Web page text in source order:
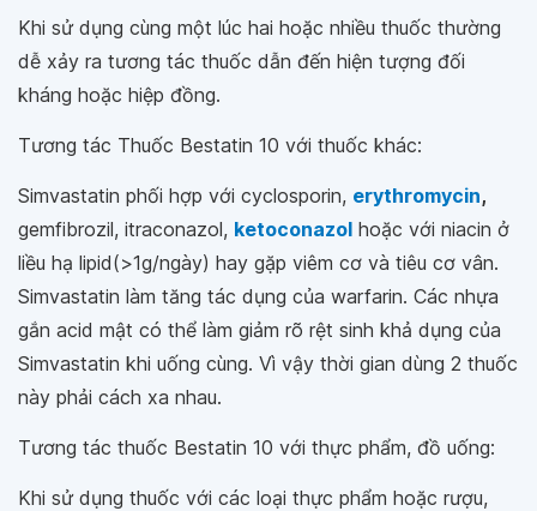
Khi sử dụng cùng một lúc hai hoặc nhiều thuốc thường
dễ xảy ra tương tác thuốc dẫn đến hiện tượng đối
kháng hoặc hiệp đồng.
Tương tác Thuốc Bestatin 10 với thuốc khác:
Simvastatin phối hợp với cyclosporin, erythromycin,
gemfibrozil, itraconazol, ketoconazol hoặc với niacin ở
liều hạ lipid(>1g/ngày) hay gặp viêm cơ và tiêu cơ vân.
Simvastatin làm tăng tác dụng của warfarin. Các nhựa
gắn acid mật có thể làm giảm rõ rệt sinh khả dụng của
Simvastatin khi uống cùng. Vì vậy thời gian dùng 2 thuốc
này phải cách xa nhau.
Tương tác thuốc Bestatin 10 với thực phẩm, đồ uống:
Khi sử dụng thuốc với các loại thực phẩm hoặc rượu,